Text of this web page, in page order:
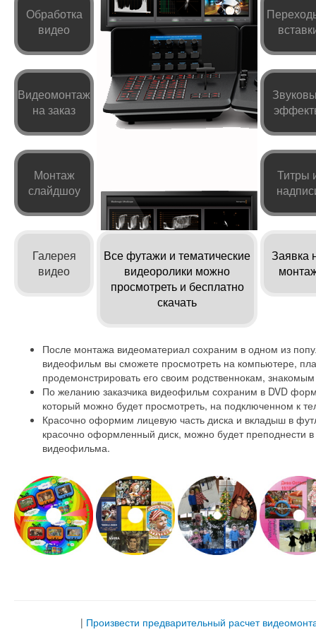
Обработка
видео
Видеомонтаж
на заказ
Монтаж
слайдшоу
Титры
Галерея
видео
Все футажи и тематические
видеоролики можно
просмотреть и бесплатно
скачать
Заявка
После монтажа видеоматериал сохраним в одном из
видеофильм вы сможете просмотреть на компьютере,
продемонстрировать его своим родственнокам,
По желанию заказчика видеофильм сохраним в DVD
который можно будет просмотреть, на подключенном к
Красочно оформим лицевую часть диска и вкладыш в
красочно оформленный диск, можно будет преподнести
видеофильма.
| Произвести предварительный расчет